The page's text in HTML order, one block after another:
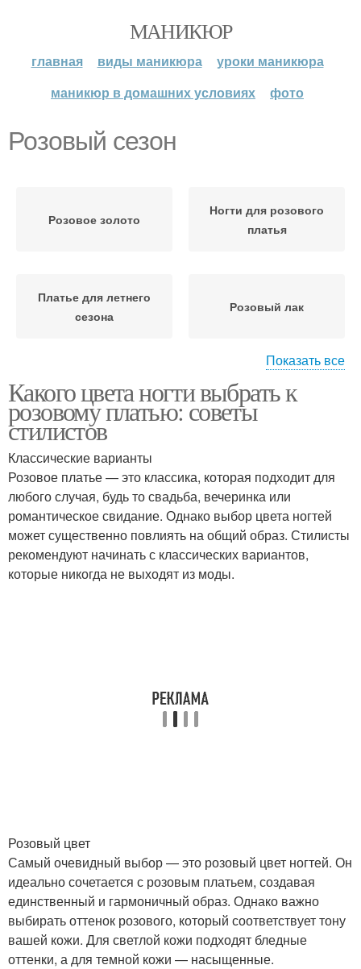
МАНИКЮР
главная виды маникюра
уроки маникюра
маникюр в домашних условиях
фото
Розовый сезон
Розовое золото
Ногти для розового
платья
Платье для летнего
сезона
Розовый лак
Розовый маникюр Розовые оттенки
Маникюр с розовым
лаком
Блестка для розового
маникюра
Розовый оттенок
Маникюр с розовыми
Показать все
Какого цвета ногти выбрать к
розовому платью: советы
стилистов
Классические варианты
Розовое платье — это классика, которая подходит для
любого случая, будь то свадьба, вечеринка или
романтическое свидание. Однако выбор цвета ногтей
может существенно повлиять на общий образ. Стилисты
рекомендуют начинать с классических вариантов,
которые никогда не выходят из моды.
Розовый цвет
Самый очевидный выбор — это розовый цвет ногтей. Он
идеально сочетается с розовым платьем, создавая
единственный и гармоничный образ. Однако важно
выбирать оттенок розового, который соответствует тону
вашей кожи. Для светлой кожи подходят бледные
оттенки, а для темной кожи — насыщенные.